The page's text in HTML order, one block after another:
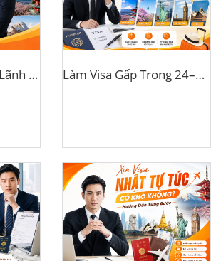
Doanh Nghiệp Bảo Lãnh Có Giúp Tăng Tỷ Lệ Đậu Visa Công Tác Không? Làm Visa Gấp Trong 24–72 Giờ Có Thật Không? Điều Bạn Cần Biết